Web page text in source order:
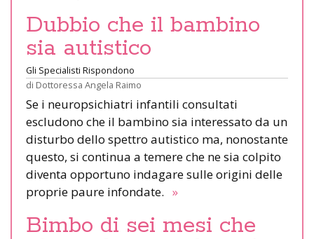
Dubbio che il bambino
sia autistico
Gli Specialisti Rispondono
di Dottoressa Angela Raimo
Se i neuropsichiatri infantili consultati
escludono che il bambino sia interessato da un
disturbo dello spettro autistico ma, nonostante
questo, si continua a temere che ne sia colpito
diventa opportuno indagare sulle origini delle
proprie paure infondate. »
Bimbo di sei mesi che